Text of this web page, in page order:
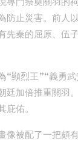
防止災害。前人
秦的屈原、伍
“顯烈王”“義勇
加倍推重關羽
佑。
被配了一把頗